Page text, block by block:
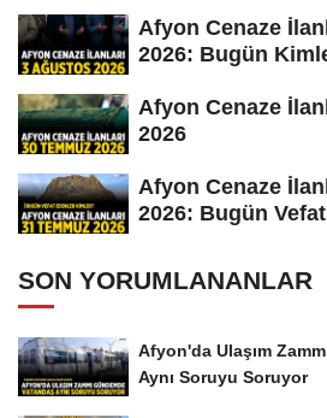
Afyon Cenaze
2026: Bugün
Afyon Cenaze
2026
Afyon Cenaze
2026: Bugün
SON YORUMLANANLAR
Afyon'da Ulaşım
Aynı Soruyu Soruyor